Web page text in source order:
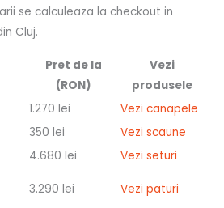
se calculeaza la checkout in
Cluj.
Pret de la
(RON)
Vezi
produsele
1.270 lei
Vezi canapele
350 lei
Vezi scaune
4.680 lei
Vezi seturi
3.290 lei Vezi paturi